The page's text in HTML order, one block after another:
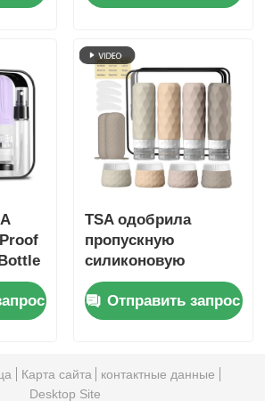
путешествий с
контейнерами для
туалетных
принадлежностей
TSA одобрила
пропускную
силиконовую
бутылку для
путешествий с
широким дизайном
пополнения
Отправить запрос
Карта сайта
контактные данные
Desktop Site